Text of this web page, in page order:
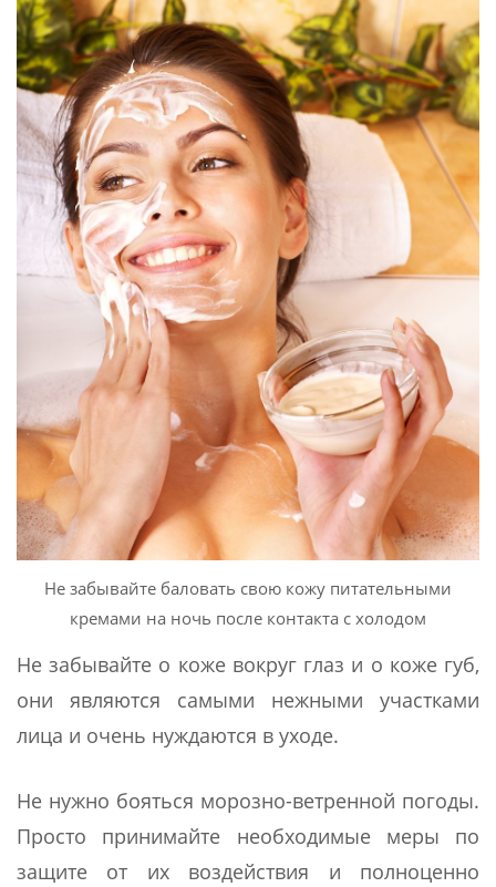
Не забывайте баловать свою кожу питательными
кремами на ночь после контакта с холодом
Не забывайте о коже вокруг глаз и о коже губ,
они являются самыми нежными участками
лица и очень нуждаются в уходе.
Не нужно бояться морозно-ветренной погоды.
Просто принимайте необходимые меры по
защите от их воздействия и полноценно